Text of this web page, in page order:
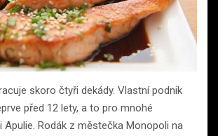
skoro čtyři dekády. Vlastní podnik
před 12 lety, a to pro mnohé
Apulie. Rodák z městečka Monopoli na